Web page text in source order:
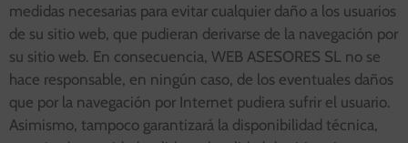
medidas necesarias para evitar cualquier daño a los usuarios
de su sitio web, que pudieran derivarse de la navegación por
su sitio web. En consecuencia, WEB ASESORES SL no se
hace responsable, en ningún caso, de los eventuales daños
que por la navegación por Internet pudiera sufrir el usuario.
Asimismo, tampoco garantizará la disponibilidad técnica,